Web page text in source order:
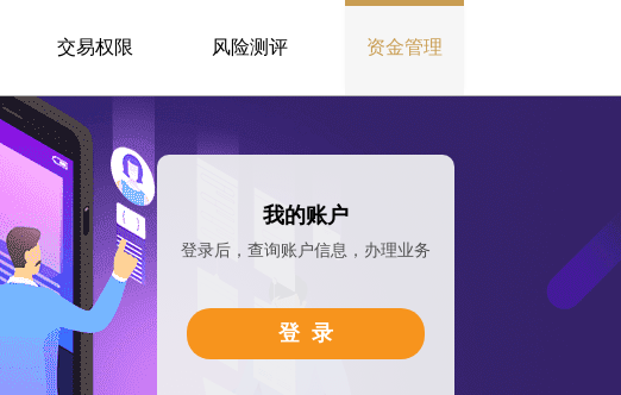
交易权限 风险测评 资金管理
我的账户
登录后，查询账户信息，办理业务
登录